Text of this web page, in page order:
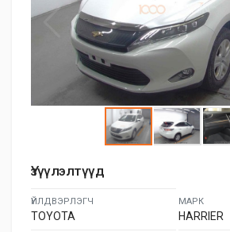
Үзүүлэлтүүд
ҮЙЛДВЭРЛЭГЧ
TOYOTA
МАРК
HARRIER